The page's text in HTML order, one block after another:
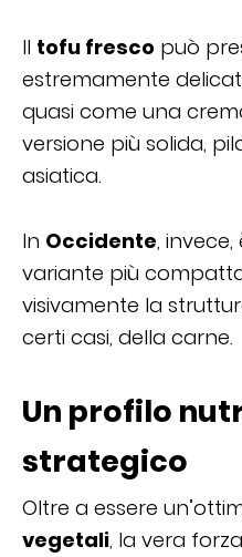
Il tofu fresco può
estremamente
quasi come una
versione più solida,
asiatica.
In Occidente,
variante più
visivamente la
certi casi, della carne.
Un profilo
strategico
Oltre a essere
vegetali, la vera